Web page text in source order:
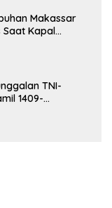
Makassar
Saat Kapal
TNI-
1409-